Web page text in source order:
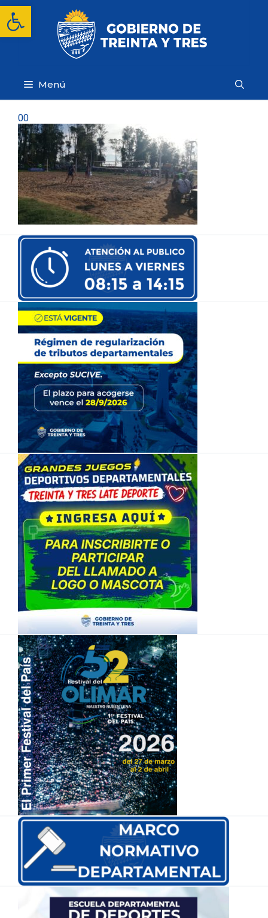
Abrir barra de herramientas
Saltar
contenido
Menú
00